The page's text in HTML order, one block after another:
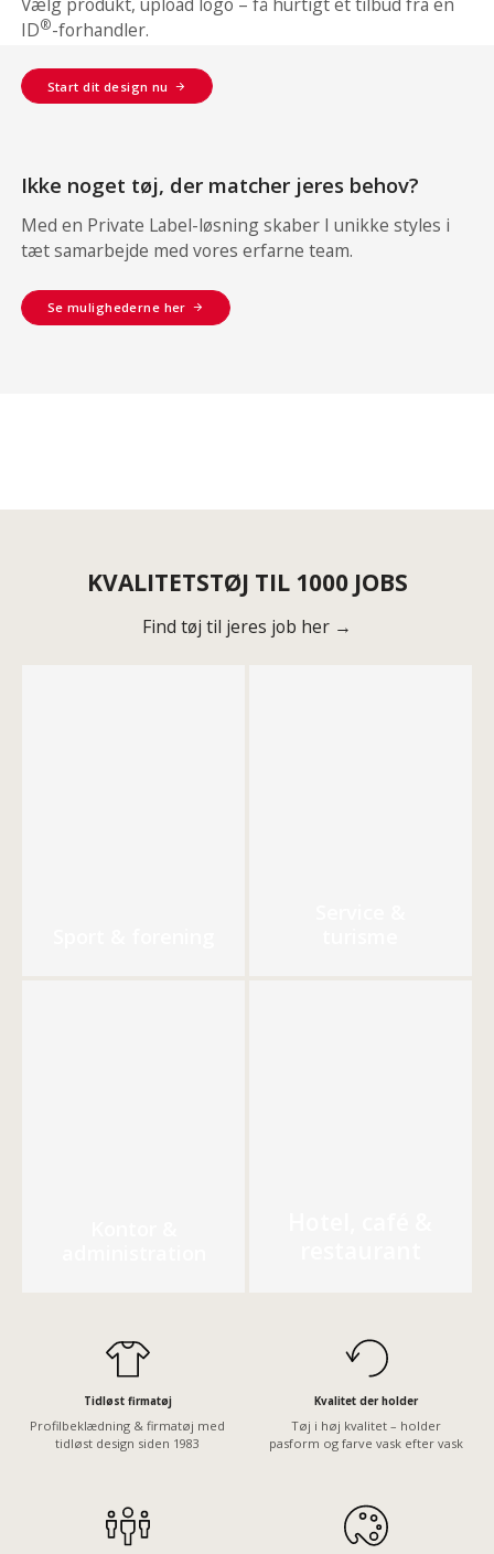
ID®-forhandler.
Start dit design nu
Ikke noget tøj, der matcher jeres behov?
Med en Private Label-løsning skaber I unikke styles i
tæt samarbejde med vores erfarne team.
Se mulighederne her
KVALITETSTØJ TIL 1000 JOBS
Find tøj til jeres job her →
Tidløst firmatøj
Profilbeklædning & firmatøj med
tidløst design siden 1983
Kvalitet der holder
Tøj i høj kvalitet – holder
pasform og farve vask efter vask